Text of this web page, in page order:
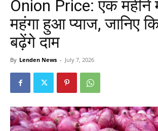
Onion Price: एक महीने
महंगा हुआ प्याज, जानिए
बढ़ेंगे दाम
By Lenden News - July 7, 2026